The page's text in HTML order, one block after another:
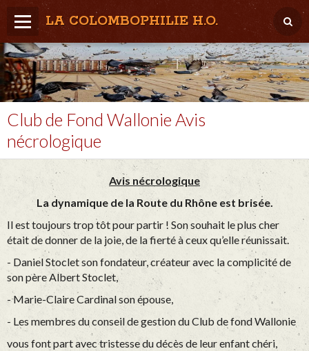
LA COLOMBOPHILIE H.O.
Home
Météo / Het weer
Lâcher / Los
Result. clubs, Provincial, (Inter)National
RFCB / KBDB
Club de Fond Wallonie Avis
nécrologique
Avis nécrologique
La dynamique de la Route du Rhône est brisée.
Il est toujours trop tôt pour partir ! Son souhait le plus cher
était de donner de la joie, de la fierté à ceux qu’elle réunissait.
- Daniel Stoclet son fondateur, créateur avec la complicité de
son père Albert Stoclet,
- Marie-Claire Cardinal son épouse,
- Les membres du conseil de gestion du Club de fond Wallonie
vous font part avec tristesse du décès de leur enfant chéri,